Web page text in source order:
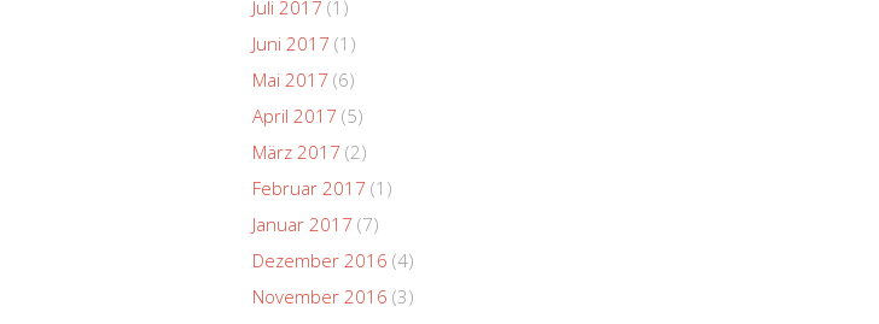
Juli 2017 (1)
Juni 2017 (1)
Mai 2017 (6)
April 2017 (5)
März 2017 (2)
Februar 2017 (1)
Januar 2017 (7)
Dezember 2016 (4)
November 2016 (3)